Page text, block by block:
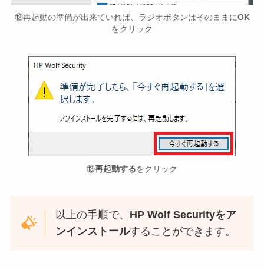
⑫再起動の準備が出来ていれば、ラジオボタンはそのままにOK
をクリック
⑬再起動するをクリック
以上の手順で、 HP Wolf Securityをア
ンインストールすることができます。